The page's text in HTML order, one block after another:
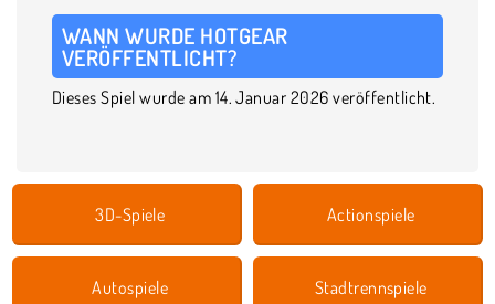
WANN WURDE HOTGEAR
VERÖFFENTLICHT?
Dieses Spiel wurde am 14. Januar 2026 veröffentlicht.
3D-Spiele Actionspiele
Autospiele Stadtrennspiele